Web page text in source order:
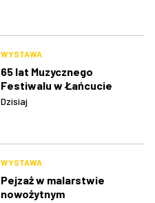
WYSTAWA
65 lat Muzycznego
Festiwalu w Łańcucie
Dzisiaj
WYSTAWA
Pejzaż w malarstwie
nowożytnym